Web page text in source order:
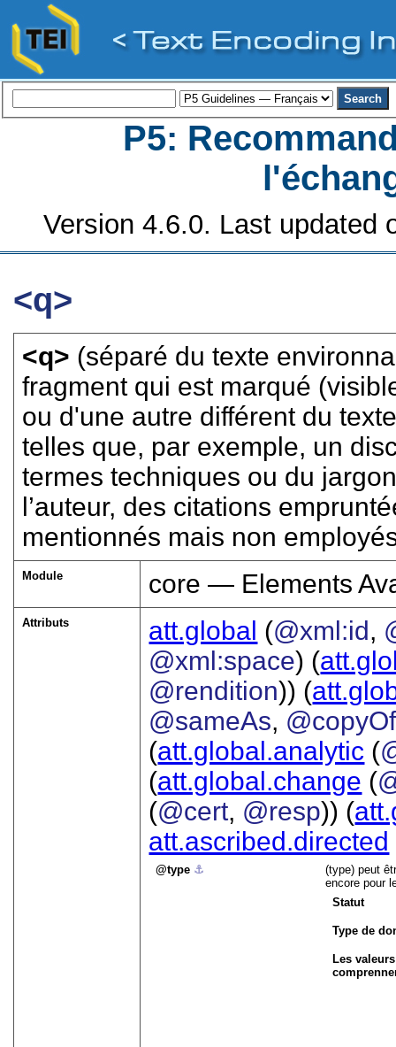
P5:
Version 4.6.0. Last updated
<q>
<q> (séparé du texte
fragment qui est marqué
ou d'une autre différent du
telles que, par exemple, un
termes techniques ou du
l’auteur, des citations
mentionnés mais non
Module core — Elements
Attributs att.global (@xml:id,
@xml:space) (
@rendition)) (
@sameAs, @copyOf
(att.global.analytic (
(att.global.change (
(@cert, @resp)) (
att.ascribed.directed
type ⚓︎
(type) peut
encore pour
Statut
Type de
Les